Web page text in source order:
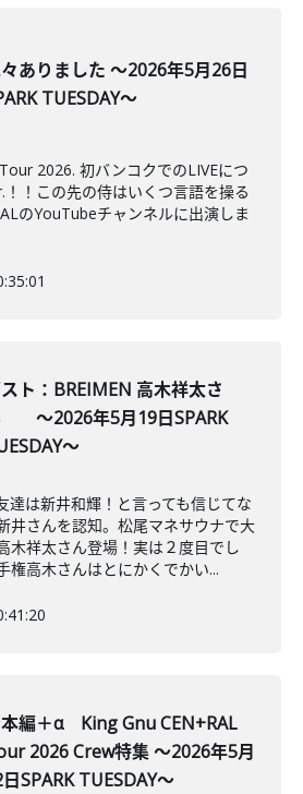
ありました ～2026年5月26日
TUESDAY～
2026. 初バンコクでのLIVEにつ
！この先の侍はいくつ言語を操る
のYouTubeチャンネルに出演しま
ト：BREIMEN 高木祥太さ
～2026年5月19日SPARK
～
達は新井和輝！と言っても信じてな
井さんを認知。松尾マネサウナで大
木祥太さん登場！実は２度目でし
権高木さんはとにかくでかい...
編＋α King Gnu CEN+RAL
2026 Crew特集 ～2026年5月
SPARK TUESDAY～